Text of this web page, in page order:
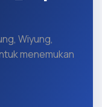
Wiyung,
menemukan